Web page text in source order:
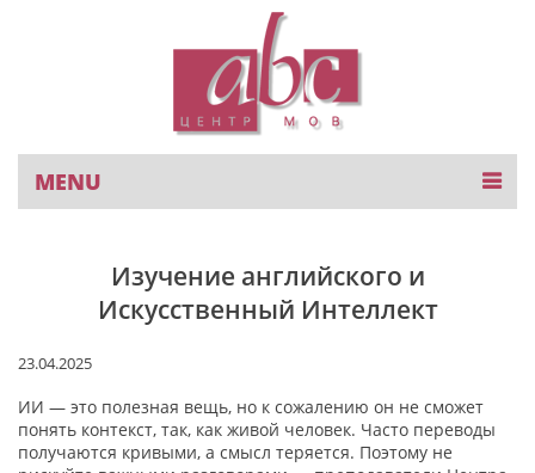
ABC- курсы английского языка в Чернигове
У нас можно выучить английский, немецкий,
французский и польский языки. Есть группы для детей
и взрослых, а также можно обучаться индивидуально.
MENU
Изучение английского и
Искусственный Интеллект
23.04.2025
ИИ — это полезная вещь, но к сожалению он не сможет
понять контекст, так, как живой человек. Часто переводы
получаются кривыми, а смысл теряется. Поэтому не